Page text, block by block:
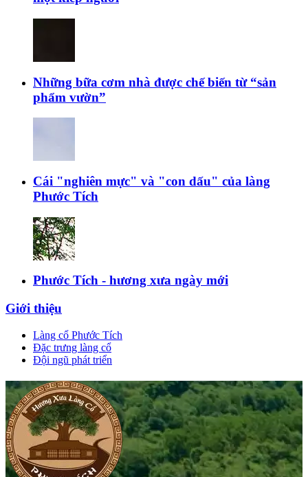
Những bữa cơm nhà được chế biến từ “sản
phẩm vườn”
Cái "nghiên mực" và "con dấu" của làng
Phước Tích
Phước Tích - hương xưa ngày mới
Giới thiệu
Làng cổ Phước Tích
Đặc trưng làng cổ
Đội ngũ phát triển